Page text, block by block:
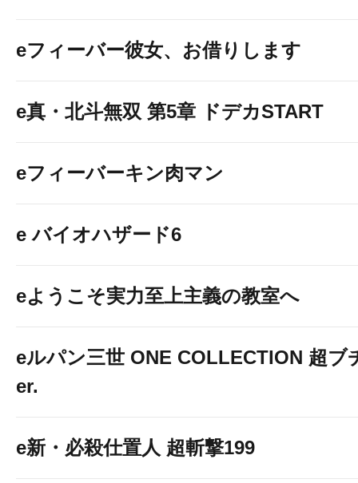
eフィーバー彼女、お借りします
e真・北斗無双 第5章 ドデカSTART
eフィーバーキン肉マン
e バイオハザード6
eようこそ実力至上主義の教室へ
eルパン三世 ONE COLLECTION 超ブ
er.
e新・必殺仕置人 超斬撃199